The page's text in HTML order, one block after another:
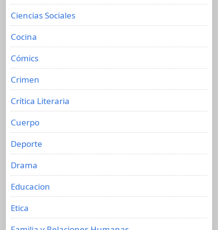
Ciencias Sociales
Cocina
Cómics
Crimen
Crítica Literaria
Cuerpo
Deporte
Drama
Educacion
Etica